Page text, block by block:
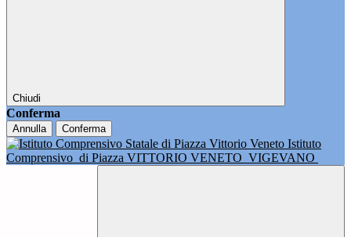
Chiudi
Conferma
Annulla Conferma
Istituto
Comprensivo di Piazza VITTORIO VENETO VIGEVANO